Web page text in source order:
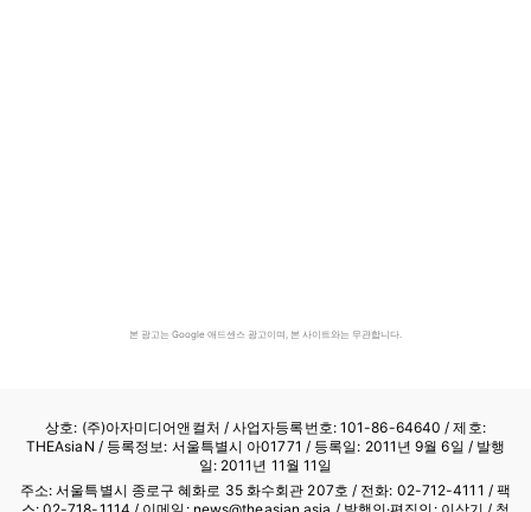
본 광고는 Google 애드센스 광고이며, 본 사이트와는 무관합니다.
상호: (주)아자미디어앤컬처 /사업자등록번호: 101-86-64640 / 제호:
THEAsiaN / 등록정보: 서울특별시 아01771 / 등록일: 2011년 9월 6일 / 발행
일: 2011년 11월 11일
주소: 서울특별시 종로구 혜화로 35 화수회관 207호 / 전화: 02-712-4111 / 팩